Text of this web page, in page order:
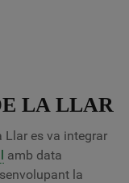
LA LLAR
Llar es va integrar
amb data
la